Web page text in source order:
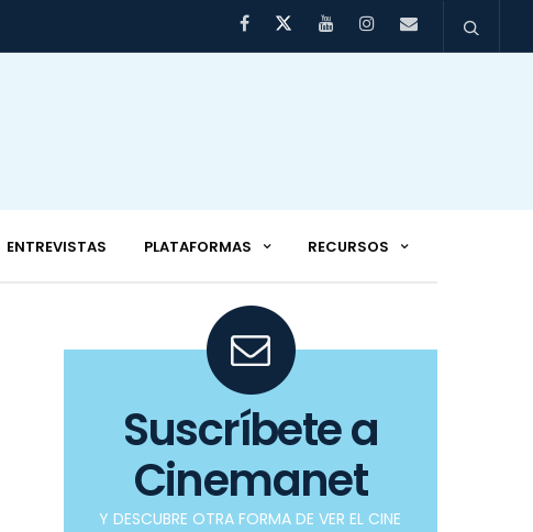
ENTREVISTAS PLATAFORMAS RECURSOS
Suscríbete a
Cinemanet
Y DESCUBRE OTRA FORMA DE VER EL CINE